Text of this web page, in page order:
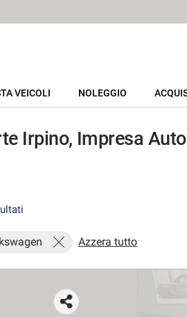
VEICOLI NOLEGGIO
Irpino, Impresa Auto
Azzera tutto